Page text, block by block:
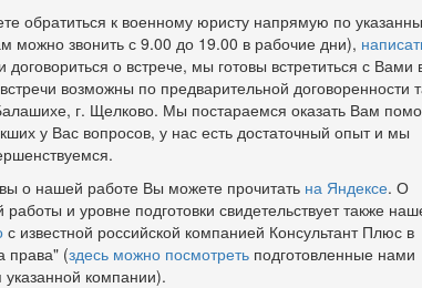
обратиться к военному юристу напрямую по
можно звонить с 9.00 до 19.00 в рабочие дни),
о встрече, мы готовы встретиться с Вами
возможны по предварительной договоренности
г. Щелково. Мы постараемся оказать Вам
у Вас вопросов, у нас есть достаточный опыт и мы
о нашей работе Вы можете прочитать на Яндексе. О
работы и уровне подготовки свидетельствует также
с известной российской компанией Консультант Плюс в
права" (здесь можно посмотретьподготовленные нами
компании).